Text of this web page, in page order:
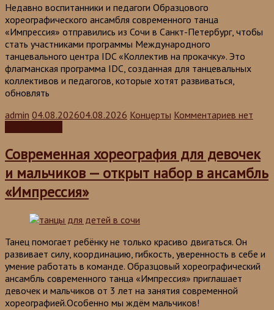
Недавно воспитанники и педагоги Образцового
хореографического ансамбля современного танца
«Импрессия» отправились из Сочи в Санкт-Петербург, чтобы
стать участниками программы Международного
танцевального центра IDC «Коллектив на прокачку». Это
флагманская программа IDC, созданная для танцевальных
коллективов и педагогов, которые хотят развиваться,
обновлять
admin 04.08.202604.08.2026 Концерты Комментариев нет
Современная хореография для девочек
и мальчиков — открыт набор в ансамбль
«Импрессия»
Танец помогает ребёнку не только красиво двигаться. Он
развивает силу, координацию, гибкость, уверенность в себе и
умение работать в команде. Образцовый хореографический
ансамбль современного танца «Импрессия» приглашает
девочек и мальчиков от 3 лет на занятия современной
хореографией.Особенно мы ждём мальчиков!